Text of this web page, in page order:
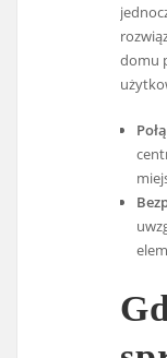
domu